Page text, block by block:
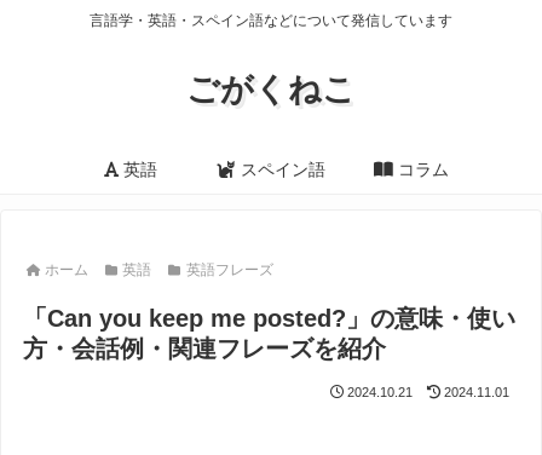
言語学・英語・スペイン語などについて発信しています
ごがくねこ
英語 スペイン語 コラム
ホーム 英語 英語フレーズ
「Can you keep me posted?」の意味・使い
方・会話例・関連フレーズを紹介
2024.10.21 2024.11.01